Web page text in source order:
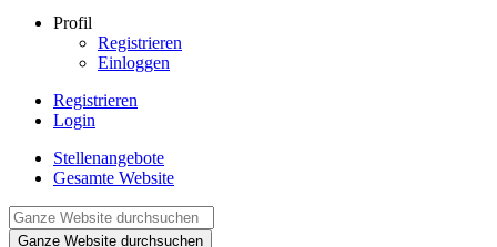
Profil
Registrieren
Einloggen
Registrieren
Login
Stellenangebote
Gesamte Website